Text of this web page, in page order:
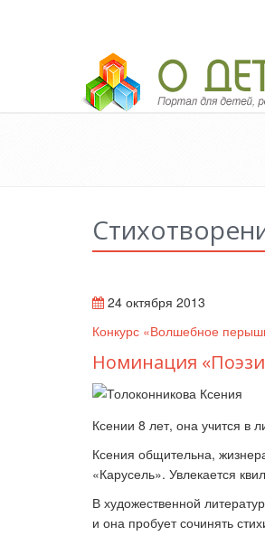
Педагогический портал «О
24 октября 2013
Конкурс «Волшебное
Номинация
Ксении 8 лет, она учится в
Ксения общительна,
«Карусель». Увлекается
В художественной
и она пробует сочинять